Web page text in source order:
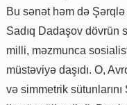
Bu sənət həm də
Sadıq Dadaşov dövrün
milli, məzmunca
müstəviyə daşıdı. O,
və simmetrik